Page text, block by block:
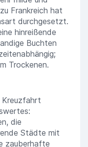
Frankreich hat
durchgesetzt.
hinreißende
Buchten
Trockenen.
die
Städte mit
zauberhafte